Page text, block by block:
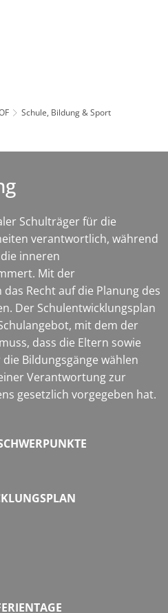
Schule, Bildung & Sport
Schulträger für die
verantwortlich, während
inneren
Mit der
Recht auf die Planung des
Der Schulentwicklungsplan
mit dem der
dass die Eltern sowie
Bildungsgänge wählen
Verantwortung zur
gesetzlich vorgegeben hat.